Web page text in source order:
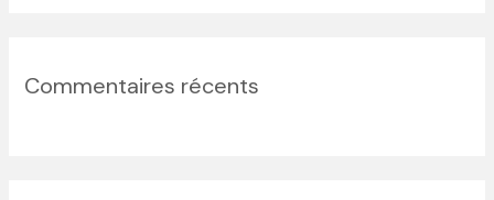
Commentaires récents